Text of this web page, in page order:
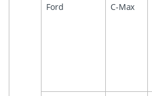
Ford
C-Max